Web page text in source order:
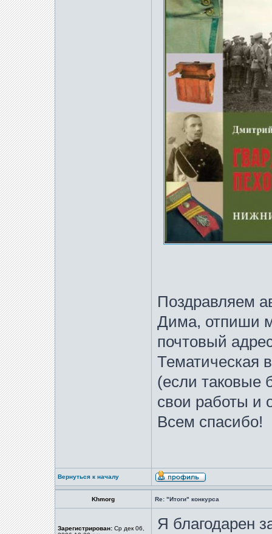
Поздравляем
Дима, отпиши
почтовый
Тематическая
(если таковые
свои работы и
Всем спасибо!
Вернуться к началу
Khmorg Re: "Итоги" конкурса
Зарегистрирован: Ср дек 06,
Я благодарен